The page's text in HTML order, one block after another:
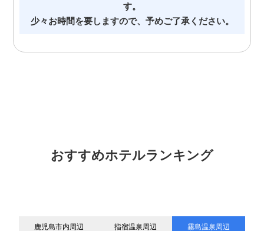
す。
少々お時間を要しますので、予めご了承ください。
おすすめホテルランキング
鹿児島市内周辺 指宿温泉周辺 霧島温泉周辺